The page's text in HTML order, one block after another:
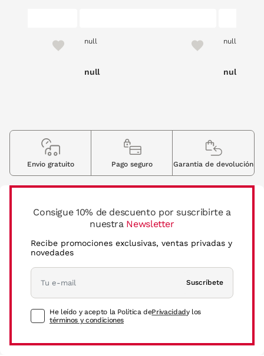
null
null
null
null
Consigue 10% de descuento por suscribirte a
nuestra Newsletter
Recibe promociones exclusivas, ventas privadas y
novedades
Suscríbete
He leído y acepto la Política dePrivacidady los
términos y condiciones
Envio gratuito Pago seguro Garantia de devolución